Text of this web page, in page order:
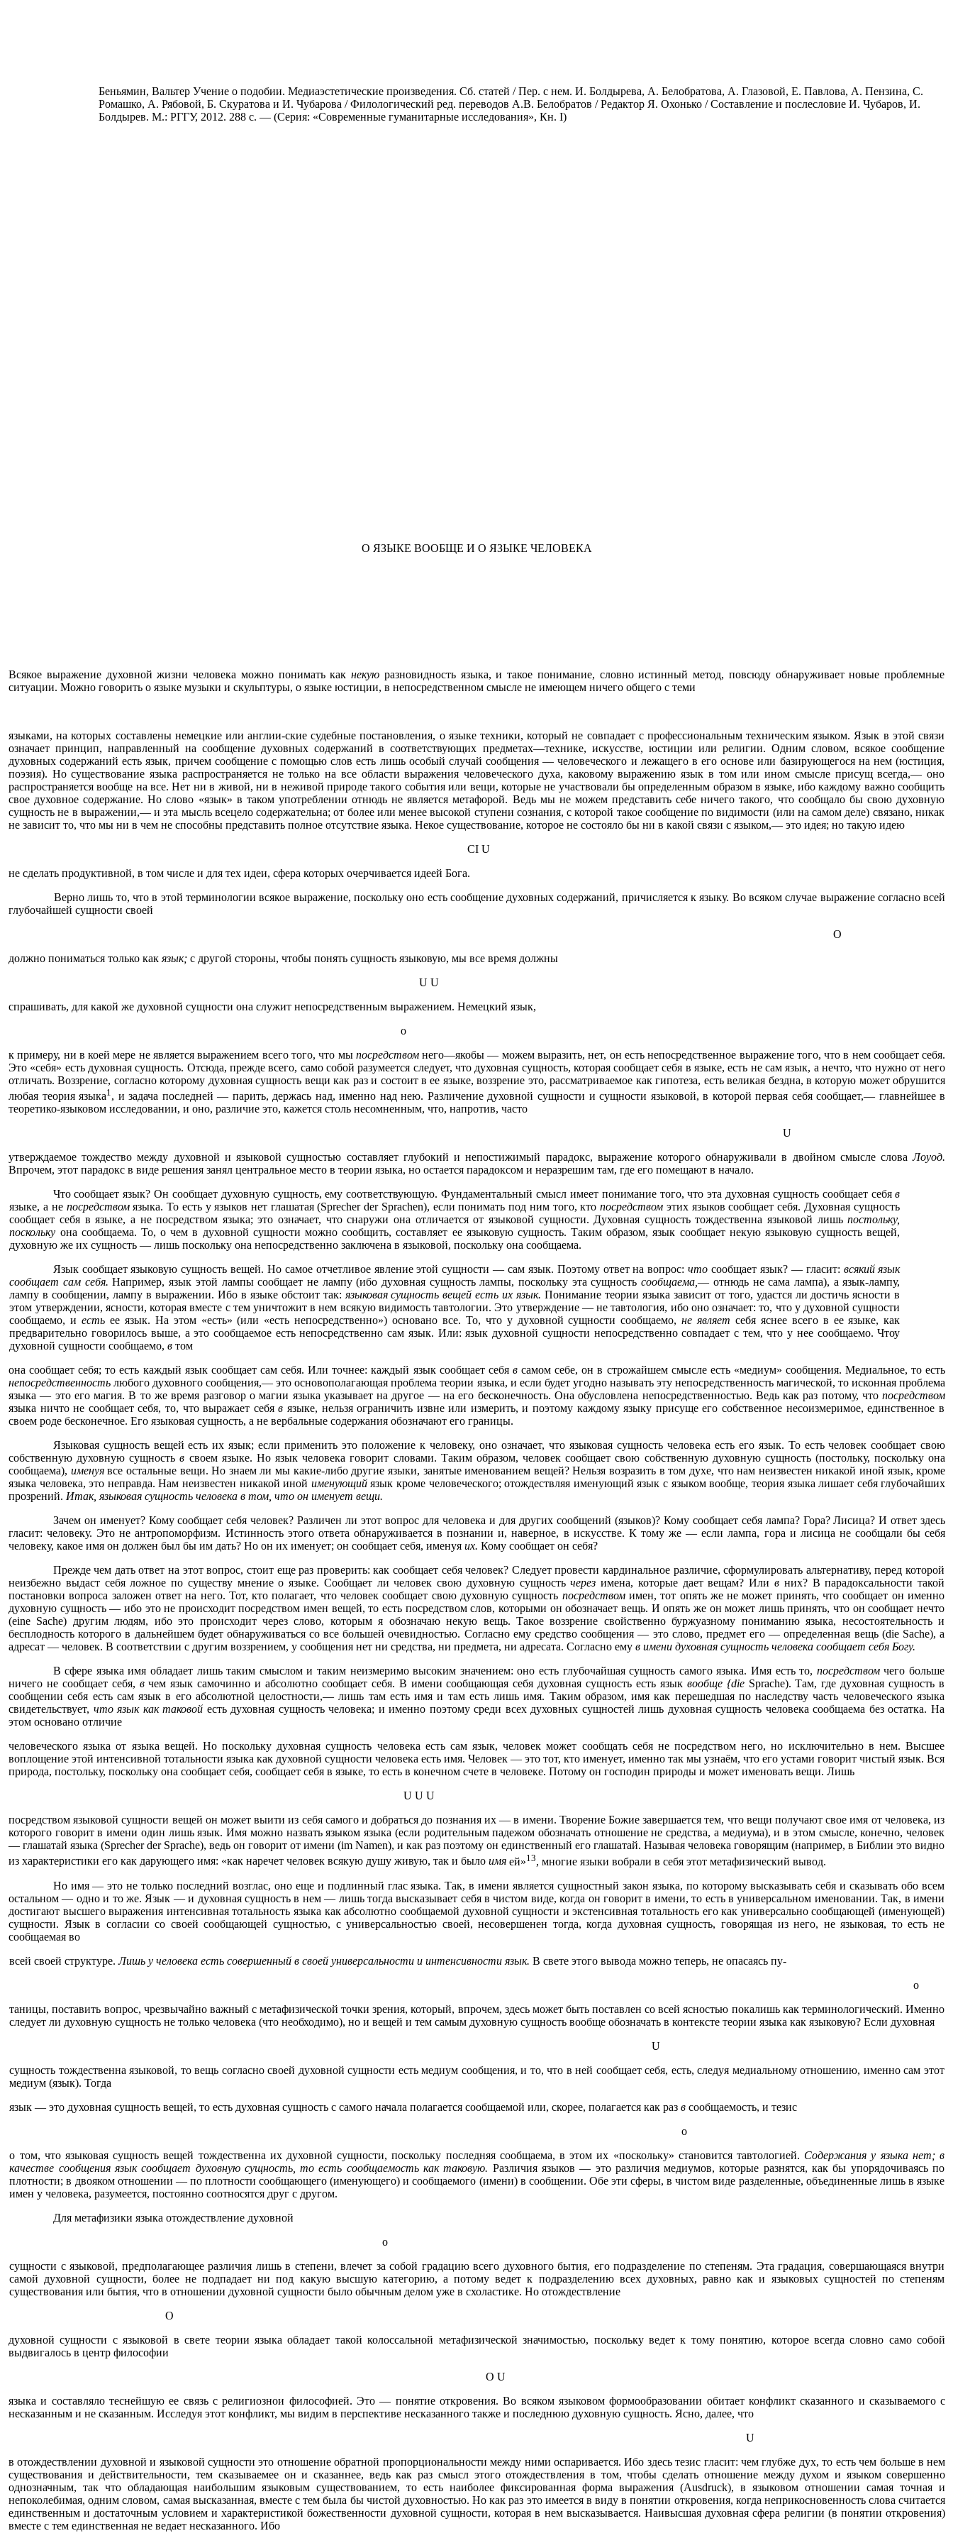
Беньямин, Вальтер Учение о подобии. Медиаэстетические произведения. Сб. статей / Пер. с нем. И. Болдырева, А. Белобратова, А. Глазовой, Е. Павлова, А. Пензина, С.
Ромашко, А. Рябовой, Б. Скуратова и И. Чубарова / Филологический ред. переводов A.B. Белобратов / Редактор Я. Охонько / Составление и послесловие И. Чубаров, И.
Болдырев. М.: РГГУ, 2012. 288 с. — (Серия: «Современные гуманитарные исследования», Кн. I)
О ЯЗЫКЕ ВООБЩЕ И О ЯЗЫКЕ ЧЕЛОВЕКА
Всякое выражение духовной жизни человека можно понимать как некую разновидность языка, и такое понимание, словно истинный метод, повсюду обнаруживает новые проблемные
ситуации. Можно говорить о языке музыки и скульптуры, о языке юстиции, в непосредственном смысле не имеющем ничего общего с теми
языками, на которых составлены немецкие или англии-ские судебные постановления, о языке техники, который не совпадает с профессиональным техническим языком. Язык в этой связи
означает принцип, направленный на сообщение духовных содержаний в соответствующих предметах—технике, искусстве, юстиции или религии. Одним словом, всякое сообщение
духовных содержаний есть язык, причем сообщение с помощью слов есть лишь особый случай сообщения — человеческого и лежащего в его основе или базирующегося на нем (юстиция,
поэзия). Но существование языка распространяется не только на все области выражения человеческого духа, каковому выражению язык в том или ином смысле присущ всегда,— оно
распространяется вообще на все. Нет ни в живой, ни в неживой природе такого события или вещи, которые не участвовали бы определенным образом в языке, ибо каждому важно сообщить
свое духовное содержание. Но слово «язык» в таком употреблении отнюдь не является метафорой. Ведь мы не можем представить себе ничего такого, что сообщало бы свою духовную
сущность не в выражении,— и эта мысль всецело содержательна; от более или менее высокой ступени сознания, с которой такое сообщение по видимости (или на самом деле) связано, никак
не зависит то, что мы ни в чем не способны представить полное отсутствие языка. Некое существование, которое не состояло бы ни в какой связи с языком,— это идея; но такую идею
CI U
не сделать продуктивной, в том числе и для тех идеи, сфера которых очерчивается идеей Бога.
Верно лишь то, что в этой терминологии всякое выражение, поскольку оно есть сообщение духовных содержаний, причисляется к языку. Во всяком случае выражение согласно всей
глубочайшей сущности своей
О
должно пониматься только как язык; с другой стороны, чтобы понять сущность языковую, мы все время должны
U U
спрашивать, для какой же духовной сущности она служит непосредственным выражением. Немецкий язык,
о
к примеру, ни в коей мере не является выражением всего того, что мыпосредствомнего—якобы — можем выразить, нет, он есть непосредственное выражение того, что в нем сообщает себя.
Это «себя» есть духовная сущность. Отсюда, прежде всего, само собой разумеется следует, что духовная сущность, которая сообщает себя в языке, есть не сам язык, а нечто, что нужно от него
отличать. Воззрение, согласно которому духовная сущность вещи как раз и состоит в ее языке, воззрение это, рассматриваемое как гипотеза, есть великая бездна, в которую может обрушится
любая теория языка1, и задача последней — парить, держась над, именно над нею. Различение духовной сущности и сущности языковой, в которой первая себя сообщает,— главнейшее в
теоретико-языковом исследовании, и оно, различие это, кажется столь несомненным, что, напротив, часто
U
утверждаемое тождество между духовной и языковой сущностью составляет глубокий и непостижимый парадокс, выражение которого обнаруживали в двойном смысле слова Лоуод.
Впрочем, этот парадокс в виде решения занял центральное место в теории языка, но остается парадоксом и неразрешим там, где его помещают в начало.
Что сообщает язык? Он сообщает духовную сущность, ему соответствующую. Фундаментальный смысл имеет понимание того, что эта духовная сущность сообщает себяв
языке, а непосредствомязыка. То есть у языков нет глашатая (Sprecher der Sprachen), если понимать под ним того, кто посредством этих языков сообщает себя. Духовная сущность
сообщает себя в языке, а не посредством языка; это означает, что снаружи она отличается от языковой сущности. Духовная сущность тождественна языковой лишьпостольку,
поскольку она сообщаема. То, о чем в духовной сущности можно сообщить, составляет ее языковую сущность. Таким образом, язык сообщает некую языковую сущность вещей,
духовную же их сущность — лишь поскольку она непосредственно заключена в языковой, поскольку она сообщаема.
Язык сообщает языковую сущность вещей. Но самое отчетливое явление этой сущности — сам язык. Поэтому ответ на вопрос: что сообщает язык? — гласит: всякий язык
сообщает сам себя. Например, язык этой лампы сообщает не лампу (ибо духовная сущность лампы, поскольку эта сущность сообщаема,— отнюдь не сама лампа), а язык-лампу,
лампу в сообщении, лампу в выражении. Ибо в языке обстоит так: языковая сущность вещей есть их язык. Понимание теории языка зависит от того, удастся ли достичь ясности в
этом утверждении, ясности, которая вместе с тем уничтожит в нем всякую видимость тавтологии. Это утверждение — не тавтология, ибо оно означает: то, что у духовной сущности
сообщаемо, и есть ее язык. На этом «есть» (или «есть непосредственно») основано все. То, что у духовной сущности сообщаемо, не являет себя яснее всего в ее языке, как
предварительно говорилось выше, а это сообщаемое есть непосредственно сам язык. Или: язык духовной сущности непосредственно совпадает с тем, что у нее сообщаемо. Чтоу
духовной сущности сообщаемо, в том
она сообщает себя; то есть каждый язык сообщает сам себя. Или точнее: каждый язык сообщает себявсамом себе, он в строжайшем смысле есть «медиум» сообщения. Медиальное, то есть
непосредственность любого духовного сообщения,— это основополагающая проблема теории языка, и если будет угодно называть эту непосредственность магической, то исконная проблема
языка — это его магия. В то же время разговор о магии языка указывает на другое — на его бесконечность. Она обусловлена непосредственностью. Ведь как раз потому, что посредством
языка ничто не сообщает себя, то, что выражает себяв языке, нельзя ограничить извне или измерить, и поэтому каждому языку присуще его собственное несоизмеримое, единственное в
своем роде бесконечное. Его языковая сущность, а не вербальные содержания обозначают его границы.
Языковая сущность вещей есть их язык; если применить это положение к человеку, оно означает, что языковая сущность человека есть его язык. То есть человек сообщает свою
собственную духовную сущностьв своем языке. Но язык человека говорит словами. Таким образом, человек сообщает свою собственную духовную сущность (постольку, поскольку она
сообщаема), именуявсе остальные вещи. Но знаем ли мы какие-либо другие языки, занятые именованием вещей? Нельзя возразить в том духе, что нам неизвестен никакой иной язык, кроме
языка человека, это неправда. Нам неизвестен никакой иной именующийязык кроме человеческого; отождествляя именующий язык с языком вообще, теория языка лишает себя глубочайших
прозрений. Итак, языковая сущность человека в том, что он именует вещи.
Зачем он именует? Кому сообщает себя человек? Различен ли этот вопрос для человека и для других сообщений (языков)? Кому сообщает себя лампа? Гора? Лисица? И ответ здесь
гласит: человеку. Это не антропоморфизм. Истинность этого ответа обнаруживается в познании и, наверное, в искусстве. К тому же — если лампа, гора и лисица не сообщали бы себя
человеку, какое имя он должен был бы им дать? Но он их именует; он сообщает себя, именуя их. Кому сообщает он себя?
Прежде чем дать ответ на этот вопрос, стоит еще раз проверить: как сообщает себя человек? Следует провести кардинальное различие, сформулировать альтернативу, перед которой
неизбежно выдаст себя ложное по существу мнение о языке. Сообщает ли человек свою духовную сущностьчерез имена, которые дает вещам? Или вних? В парадоксальности такой
постановки вопроса заложен ответ на него. Тот, кто полагает, что человек сообщает свою духовную сущность посредствомимен, тот опять же не может принять, что сообщает он именно
духовную сущность — ибо это не происходит посредством имен вещей, то есть посредством слов, которыми он обозначает вещь. И опять же он может лишь принять, что он сообщает нечто
(eine Sache) другим людям, ибо это происходит через слово, которым я обозначаю некую вещь. Такое воззрение свойственно буржуазному пониманию языка, несостоятельность и
бесплодность которого в дальнейшем будет обнаруживаться со все большей очевидностью. Согласно ему средство сообщения — это слово, предмет его — определенная вещь (die Sache), а
адресат — человек. В соответствии с другим воззрением, у сообщения нет ни средства, ни предмета, ни адресата. Согласно ему в имени духовная сущность человека сообщает себя Богу.
В сфере языка имя обладает лишь таким смыслом и таким неизмеримо высоким значением: оно есть глубочайшая сущность самого языка. Имя есть то, посредствомчего больше
ничего не сообщает себя, вчем язык самочинно и абсолютно сообщает себя. В имени сообщающая себя духовная сущность есть языквообще {dieSprache). Там, где духовная сущность в
сообщении себя есть сам язык в его абсолютной целостности,— лишь там есть имя и там есть лишь имя. Таким образом, имя как перешедшая по наследству часть человеческого языка
свидетельствует, что язык как таковой есть духовная сущность человека; и именно поэтому среди всех духовных сущностей лишь духовная сущность человека сообщаема без остатка. На
этом основано отличие
человеческого языка от языка вещей. Но поскольку духовная сущность человека есть сам язык, человек может сообщать себя не посредством него, но исключительно в нем. Высшее
воплощение этой интенсивной тотальности языка как духовной сущности человека есть имя. Человек — это тот, кто именует, именно так мы узнаём, что его устами говорит чистый язык. Вся
природа, постольку, поскольку она сообщает себя, сообщает себя в языке, то есть в конечном счете в человеке. Потому он господин природы и может именовать вещи. Лишь
U U U
посредством языковой сущности вещей он может выити из себя самого и добраться до познания их — в имени. Творение Божие завершается тем, что вещи получают свое имя от человека, из
которого говорит в имени один лишь язык. Имя можно назвать языком языка (если родительным падежом обозначать отношение не средства, а медиума), и в этом смысле, конечно, человек
— глашатай языка (Sprecher der Sprache), ведь он говорит от имени (im Namen), и как раз поэтому он единственный его глашатай. Называя человека говорящим (например, в Библии это видно
из характеристики его как дарующего имя: «как наречет человек всякую душу живую, так и было имя ей»13, многие языки вобрали в себя этот метафизический вывод.
Но имя — это не только последний возглас, оно еще и подлинный глас языка. Так, в имени является сущностный закон языка, по которому высказывать себя и сказывать обо всем
остальном — одно и то же. Язык — и духовная сущность в нем — лишь тогда высказывает себя в чистом виде, когда он говорит в имени, то есть в универсальном именовании. Так, в имени
достигают высшего выражения интенсивная тотальность языка как абсолютно сообщаемой духовной сущности и экстенсивная тотальность его как универсально сообщающей (именующей)
сущности. Язык в согласии со своей сообщающей сущностью, с универсальностью своей, несовершенен тогда, когда духовная сущность, говорящая из него, не языковая, то есть не
сообщаемая во
всей своей структуре. Лишь у человека есть совершенный в своей универсальности и интенсивности язык.В свете этого вывода можно теперь, не опасаясь пу-
о
таницы, поставить вопрос, чрезвычайно важный с метафизической точки зрения, который, впрочем, здесь может быть поставлен со всей ясностью покалишь как терминологический. Именно
следует ли духовную сущность не только человека (что необходимо), но и вещей и тем самым духовную сущность вообще обозначать в контексте теории языка как языковую? Если духовная
U
сущность тождественна языковой, то вещь согласно своей духовной сущности есть медиум сообщения, и то, что в ней сообщает себя, есть, следуя медиальному отношению, именно сам этот
медиум (язык). Тогда
язык — это духовная сущность вещей, то есть духовная сущность с самого начала полагается сообщаемой или, скорее, полагается как раз в сообщаемость, и тезис
о
о том, что языковая сущность вещей тождественна их духовной сущности, поскольку последняя сообщаема, в этом их «поскольку» становится тавтологией. Содержания у языка нет; в
качестве сообщения язык сообщает духовную сущность, то есть сообщаемость как таковую. Различия языков — это различия медиумов, которые разнятся, как бы упорядочиваясь по
плотности; в двояком отношении — по плотности сообщающего (именующего) и сообщаемого (имени) в сообщении. Обе эти сферы, в чистом виде разделенные, объединенные лишь в языке
имен у человека, разумеется, постоянно соотносятся друг с другом.
Для метафизики языка отождествление духовной
о
сущности с языковой, предполагающее различия лишь в степени, влечет за собой градацию всего духовного бытия, его подразделение по степеням. Эта градация, совершающаяся внутри
самой духовной сущности, более не подпадает ни под какую высшую категорию, а потому ведет к подразделению всех духовных, равно как и языковых сущностей по степеням
существования или бытия, что в отношении духовной сущности было обычным делом уже в схоластике. Но отождествление
О
духовной сущности с языковой в свете теории языка обладает такой колоссальной метафизической значимостью, поскольку ведет к тому понятию, которое всегда словно само собой
выдвигалось в центр философии
О U
языка и составляло теснейшую ее связь с религиознои философией. Это — понятие откровения. Во всяком языковом формообразовании обитает конфликт сказанного и сказываемого с
несказанным и не сказанным. Исследуя этот конфликт, мы видим в перспективе несказанного также и последнюю духовную сущность. Ясно, далее, что
U
в отождествлении духовной и языковой сущности это отношение обратной пропорциональности между ними оспаривается. Ибо здесь тезис гласит: чем глубже дух, то есть чем больше в нем
существования и действительности, тем сказываемее он и сказаннее, ведь как раз смысл этого отождествления в том, чтобы сделать отношение между духом и языком совершенно
однозначным, так что обладающая наибольшим языковым существованием, то есть наиболее фиксированная форма выражения (Ausdruck), в языковом отношении самая точная и
непоколебимая, одним словом, самая высказанная, вместе с тем была бы чистой духовностью. Но как раз это имеется в виду в понятии откровения, когда неприкосновенность слова считается
единственным и достаточным условием и характеристикой божественности духовной сущности, которая в нем высказывается. Наивысшая духовная сфера религии (в понятии откровения)
вместе с тем единственная не ведает несказанного. Ибо